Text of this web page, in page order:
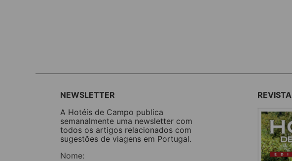
NEWSLETTER
A Hotéis de Campo publica
semanalmente uma newsletter com
todos os artigos relacionados com
sugestões de viagens em Portugal.
Nome:
REVISTA